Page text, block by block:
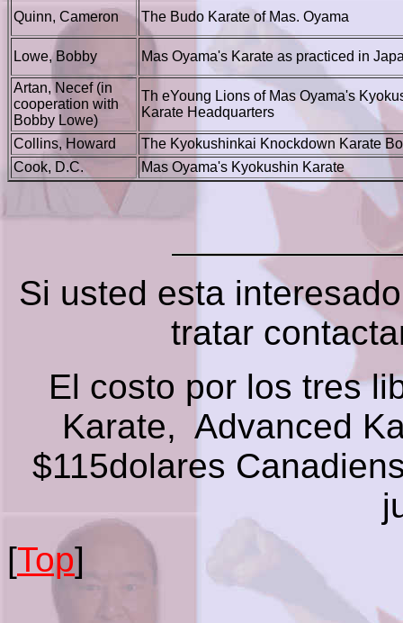
Quinn, Cameron The Budo Karate of Mas. Oyama
Lowe, Bobby Mas Oyama's Karate as practiced in
Artan, Necef (in
cooperation with
Bobby Lowe)
Th eYoung Lions of Mas Oyama's
Karate Headquarters
Collins, Howard
The Kyokushinkai Knockdown Karate
Cook, D.C.
Mas Oyama's Kyokushin Karate
Si usted esta
tratar
El costo por los tres
Karate, Advanced
$115dolares
[Top]